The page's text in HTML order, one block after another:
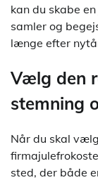
kan du skabe
samler og
længe efter
Vælg den
stemning
Når du skal
sted, der både